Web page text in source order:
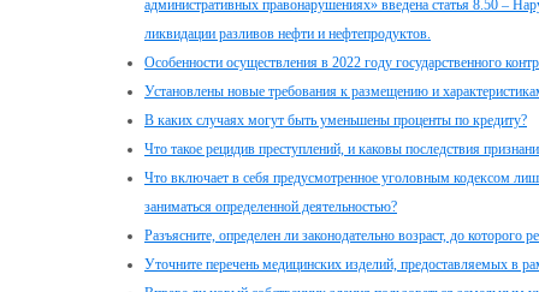
административных правонарушениях» введена статья 8.50 –
ликвидации разливов нефти и нефтепродуктов.
Особенности осуществления в 2022 году государственного
Установлены новые требования к размещению и
В каких случаях могут быть уменьшены проценты по кредиту?
Что такое рецидив преступлений, и каковы последствия
Что включает в себя предусмотренное уголовным кодексом
заниматься определенной деятельностью?
Разъясните, определен ли законодательно возраст, до которого
Уточните перечень медицинских изделий, предоставляемых в